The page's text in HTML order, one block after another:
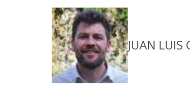
JUAN